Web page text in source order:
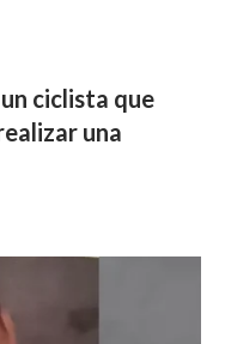
ciclista que
una